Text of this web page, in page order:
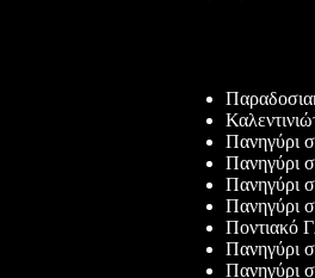
Πανηγύρι
Πανηγύρι
Πανηγύρι
Πανηγύρι
Ποντιακό
Πανηγύρι
Πανηγύρι